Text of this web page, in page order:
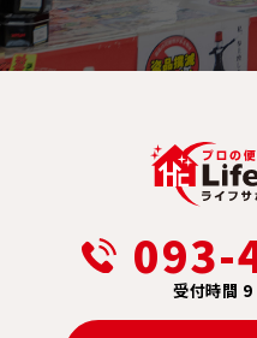
093-
受付時間